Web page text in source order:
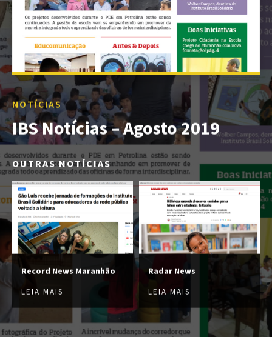
NOTÍCIAS
IBS Notícias – Agosto 2019
OUTRAS NOTÍCIAS
Record News Maranhão
LEIA MAIS
Radar News
LEIA MAIS